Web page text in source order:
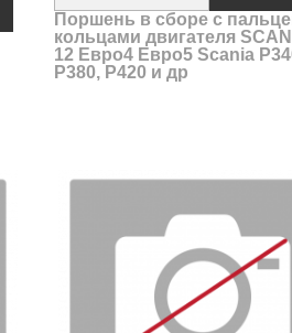
Поршень в сборе c
кольцами двигателя
12 Евро4 Евро5 Scania
P380, P420 и др